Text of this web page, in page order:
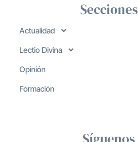
Secciones
Actualidad
Lectio Divina
Opinión
Formación